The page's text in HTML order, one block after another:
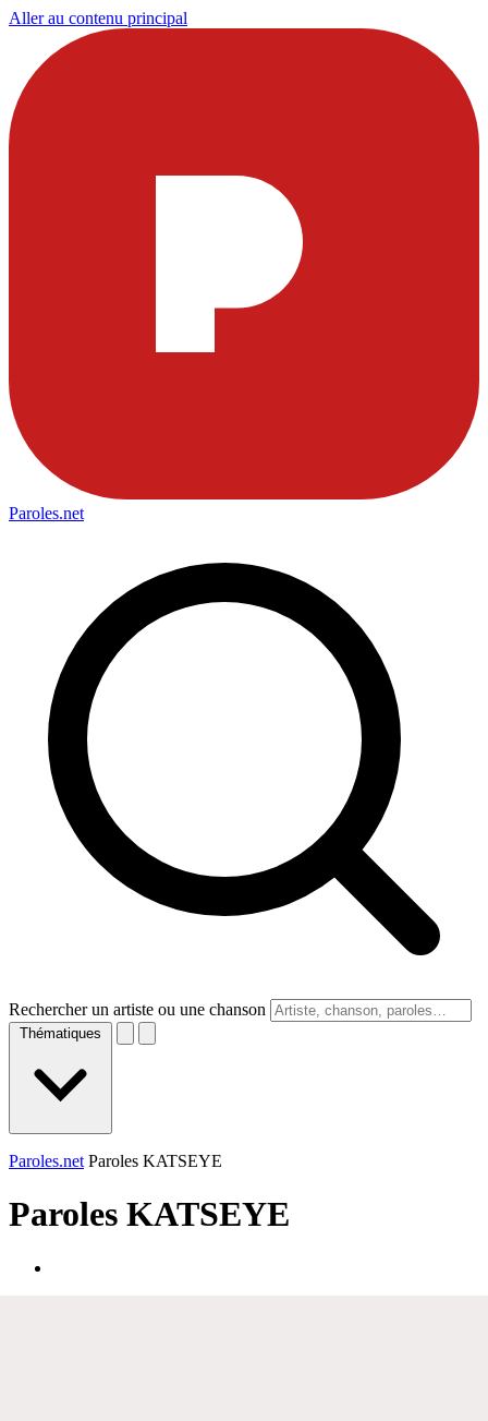
Aller au contenu principal
Paroles.net
Rechercher un artiste ou une chanson
Thématiques
Paroles.net Paroles KATSEYE
Paroles KATSEYE